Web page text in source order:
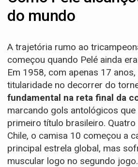
do mundo
A trajetória rumo ao
começou quando Pelé ainda
Em 1958, com apenas 17
titularidade no decorrer do
fundamental na reta final da
marcando gols antológicos
primeiro título brasileiro.
Chile, o camisa 10 começou a
principal estrela global, mas
muscular logo no segundo